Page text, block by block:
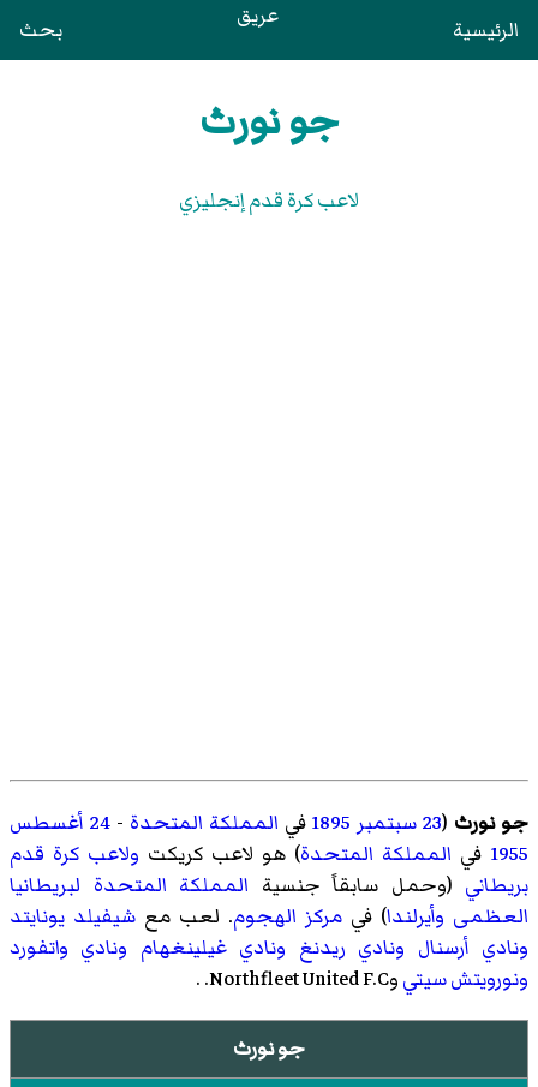
الرئيسية عريق بحث
جو نورث
لاعب كرة قدم إنجليزي
جو نورث (23 سبتمبر 1895في المملكة المتحدة -24 أغسطس
1955 في المملكة المتحدة) هو لاعب كريكت ولاعب كرة قدم
بريطاني (وحمل سابقاً جنسية المملكة المتحدة لبريطانيا
العظمى وأيرلندا) في مركز الهجوم. لعب مع شيفيلد يونايتد
ونادي أرسنال ونادي ريدنغ ونادي غيلينغهام ونادي واتفورد
ونورويتش سيتيوNorthfleet United F.C. .
جو نورث